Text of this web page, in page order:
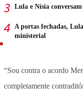
Lula e Nísia
A portas fechadas,
ministerial
“Sou contra o acordo
completamente